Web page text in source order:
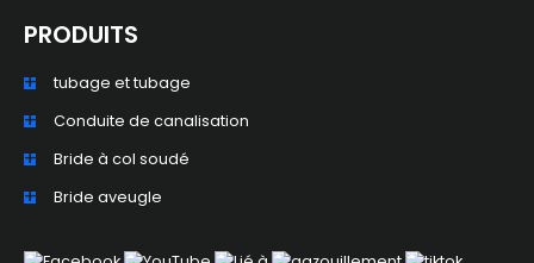
PRODUITS
tubage et tubage
Conduite de canalisation
Bride à col soudé
Bride aveugle